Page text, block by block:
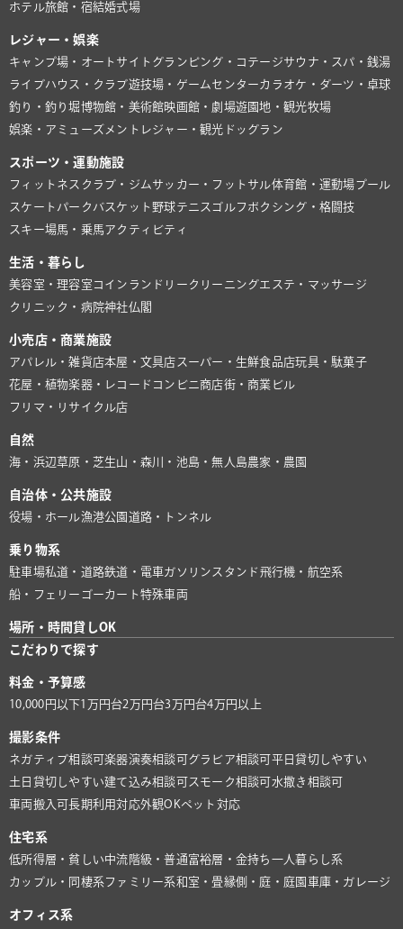
ホテル旅館・宿結婚式場
レジャー・娯楽
キャンプ場・オートサイト グランピング・コテージサウナ・スパ・銭湯
ライブハウス・クラブ遊技場・ゲームセンターカラオケ・ダーツ・卓球
釣り・釣り堀博物館・美術館映画館・劇場遊園地・観光牧場
娯楽・アミューズメント レジャー・観光 ドッグラン
スポーツ・運動施設
フィットネスクラブ・ジム サッカー・フットサル体育館・運動場プール
スケートパーク バスケット 野球テニス ゴルフ ボクシング・格闘技
スキー場馬・乗馬アクティビティ
生活・暮らし
美容室・理容室 コインランドリー クリーニングエステ・マッサージ
クリニック・病院神社仏閣
小売店・商業施設
アパレル・雑貨店本屋・文具店 スーパー・生鮮食品店玩具・駄菓子
花屋・植物楽器・レコード コンビニ商店街・商業ビル
フリマ・リサイクル店
自然
海・浜辺 草原・芝生山・森川・池島・無人島農家・農園
自治体・公共施設
役場・ホール漁港公園 道路・トンネル
乗り物系
駐車場私道・道路鉄道・電車 ガソリンスタンド 飛行機・航空系
船・フェリー ゴーカート特殊車両
場所・時間貸しOK
こだわりで探す
料金・予算感
10,000円以下1万円台2万円台3万円台4万円以上
撮影条件
ネガティブ相談可楽器演奏相談可 グラビア相談可 平日貸切しやすい
土日貸切しやすい建て込み相談可 スモーク相談可 水撒き相談可
車両搬入可長期利用対応外観OKペット対応
住宅系
低所得層・貧しい中流階級・普通富裕層・金持ち 一人暮らし系
カップル・同棲系ファミリー系和室・畳縁側・庭・庭園 車庫・ガレージ
オフィス系